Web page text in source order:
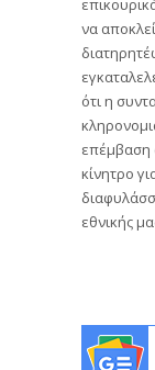
να
ότι η
επέμβαση
κίνητρο
εθνικής